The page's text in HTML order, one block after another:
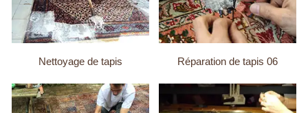
Nettoyage de tapis Réparation de tapis 06